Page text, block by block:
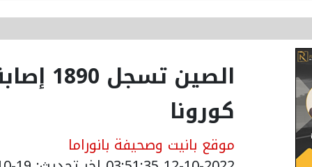
الصين
كورونا
موقع بانيت وصحيفة بانوراما